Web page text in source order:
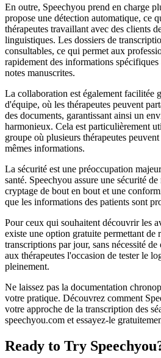
En outre, Speechyou prend en charge
propose une détection automatique, ce
thérapeutes travaillant avec des clients
linguistiques. Les dossiers de
consultables, ce qui permet aux
rapidement des informations spécifiques
notes manuscrites.
La collaboration est également facilitée
d'équipe, où les thérapeutes peuvent
des documents, garantissant ainsi un
harmonieux. Cela est particulièrement
groupe où plusieurs thérapeutes
mêmes informations.
La sécurité est une préoccupation
santé. Speechyou assure une sécurité
cryptage de bout en bout et une
que les informations des patients sont
Pour ceux qui souhaitent découvrir les
existe une option gratuite permettant de
transcriptions par jour, sans nécessité
aux thérapeutes l'occasion de tester le
pleinement.
Ne laissez pas la documentation
votre pratique. Découvrez comment
votre approche de la transcription des
speechyou.com et essayez-le
Ready to Try